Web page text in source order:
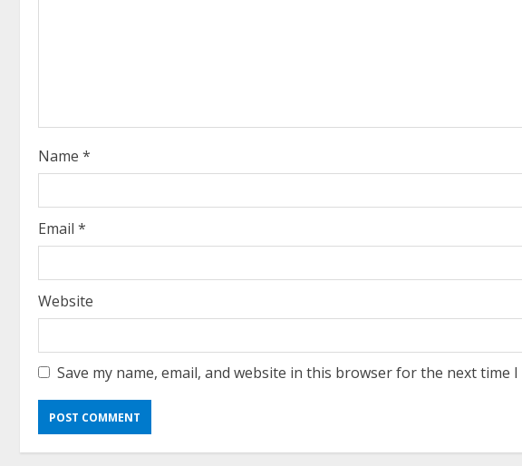
i
n
g
Name *
Email *
Website
Save my name, email, and website in this browser for the next time I